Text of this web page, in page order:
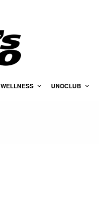
WELLNESS UNOCLUB